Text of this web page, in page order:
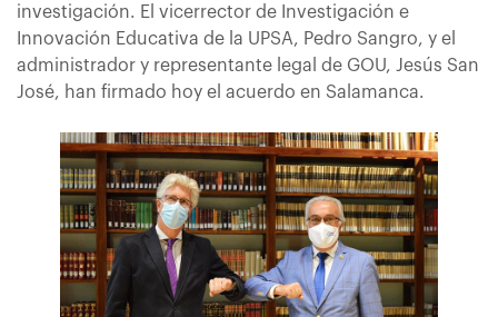
investigación. El vicerrector de Investigación e
Innovación Educativa de la UPSA, Pedro Sangro, y el
administrador y representante legal de GOU, Jesús San
José, han firmado hoy el acuerdo en Salamanca.